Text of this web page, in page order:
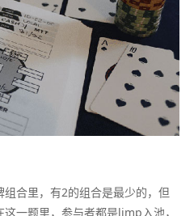
合里，有2的组合是最少的，但
一题里，参与者都是limp入池，